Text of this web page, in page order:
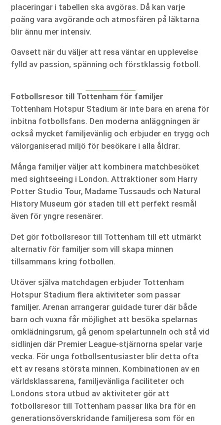
placeringar i tabellen ska avgöras. Då kan varje
poäng vara avgörande och atmosfären på läktarna
blir ännu mer intensiv.
Oavsett när du väljer att resa väntar en upplevelse
fylld av passion, spänning och förstklassig fotboll.
Fotbollsresor till Tottenham för familjer
Tottenham Hotspur Stadium är inte bara en arena för
inbitna fotbollsfans. Den moderna anläggningen är
också mycket familjevänlig och erbjuder en trygg och
välorganiserad miljö för besökare i alla åldrar.
Många familjer väljer att kombinera matchbesöket
med sightseeing i London. Attraktioner som Harry
Potter Studio Tour, Madame Tussauds och Natural
History Museum gör staden till ett perfekt resmål
även för yngre resenärer.
Det gör fotbollsresor till Tottenham till ett utmärkt
alternativ för familjer som vill skapa minnen
tillsammans kring fotbollen.
Utöver själva matchdagen erbjuder Tottenham
Hotspur Stadium flera aktiviteter som passar
familjer. Arenan arrangerar guidade turer där både
barn och vuxna får möjlighet att besöka spelarnas
omklädningsrum, gå genom spelartunneln och stå vid
sidlinjen där Premier League-stjärnorna spelar varje
vecka. För unga fotbollsentusiaster blir detta ofta
ett av resans största minnen. Kombinationen av en
världsklassarena, familjevänliga faciliteter och
Londons stora utbud av aktiviteter gör att
fotbollsresor till Tottenham passar lika bra för en
generationsöverskridande familjeresa som för en